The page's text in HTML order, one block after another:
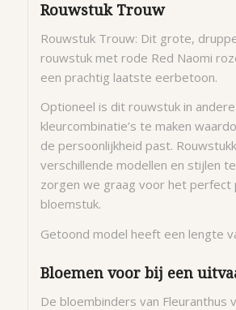
Rouwstuk Trouw
Rouwstuk Trouw: Dit grote,
rouwstuk met rode Red Naomi
een prachtig laatste eerbetoon.
Optioneel is dit rouwstuk in andere
kleurcombinatie’s te maken
de persoonlijkheid past.
verschillende modellen en stijlen te
zorgen we graag voor het perfect
bloemstuk.
Getoond model heeft een lengte
Bloemen voor bij een
De bloembinders van Fleuranthus